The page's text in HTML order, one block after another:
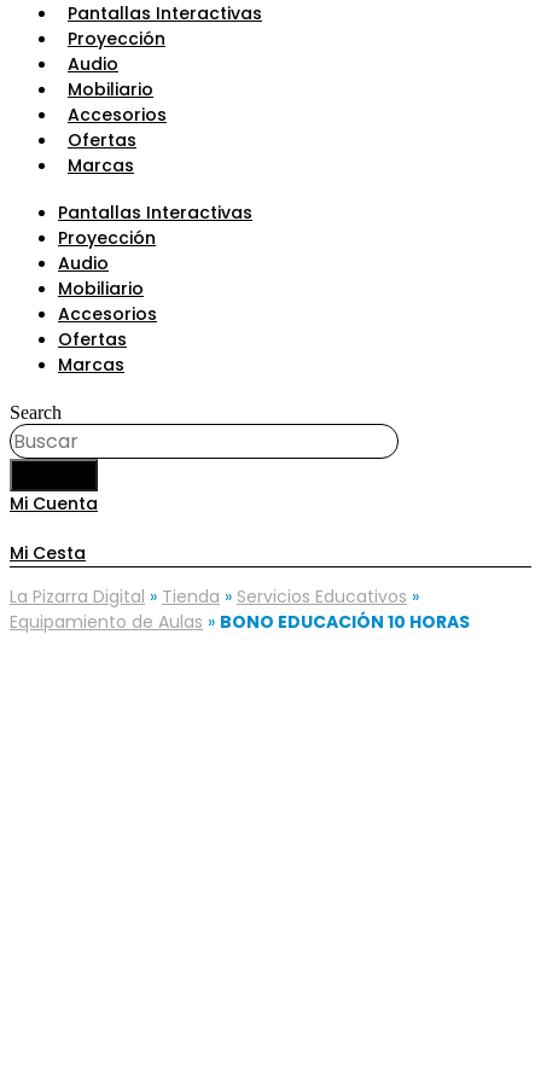
Pantallas Interactivas
Proyección
Audio
Mobiliario
Accesorios
Ofertas
Marcas
Pantallas Interactivas
Proyección
Audio
Mobiliario
Accesorios
Ofertas
Marcas
Search
Mi Cuenta
Mi Cesta
La Pizarra Digital » Tienda » Servicios Educativos »
Equipamiento de Aulas » BONO EDUCACIÓN 10 HORAS